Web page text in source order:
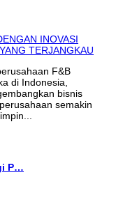
F&B
di Indonesia,
bisnis
semakin
P…